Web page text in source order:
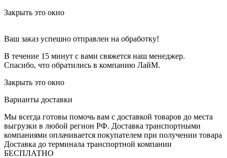
Закрыть это окно
Ваш заказ успешно отправлен на обработку!
В течение 15 минут с вами свяжется наш менеджер.
Спасибо, что обратились в компанию ЛайМ.
Закрыть это окно
Варианты доставки
Мы всегда готовы помочь вам с доставкой товаров до места
выгрузки в любой регион РФ. Доставка транспортными
компаниями оплачивается покупателем при получении товара
Доставка до терминала транспортной компании
БЕСПЛАТНО